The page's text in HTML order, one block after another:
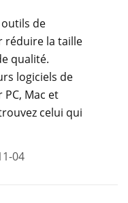
de
réduire la taille
qualité.
logiciels de
Mac et
celui qui
04